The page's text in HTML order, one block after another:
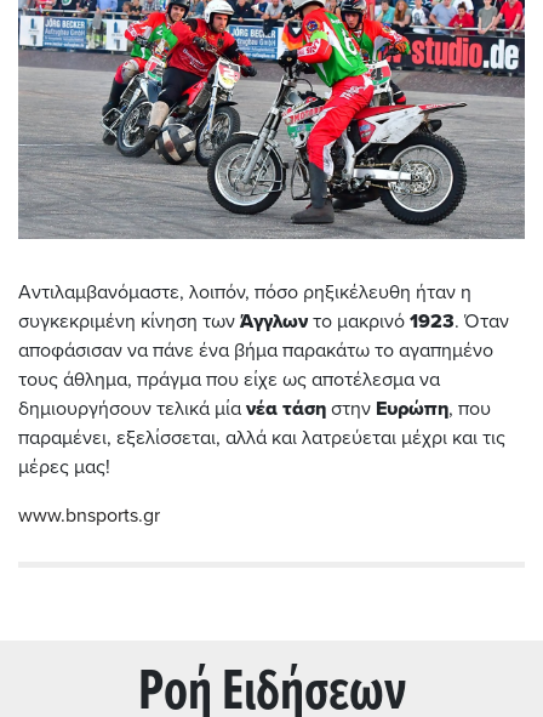
Αντιλαμβανόμαστε, λοιπόν, πόσο ρηξικέλευθη ήταν η
συγκεκριμένη κίνηση των Άγγλων το μακρινό 1923. Όταν
αποφάσισαν να πάνε ένα βήμα παρακάτω το αγαπημένο
τους άθλημα, πράγμα που είχε ως αποτέλεσμα να
δημιουργήσουν τελικά μία νέα τάση στην Ευρώπη, που
παραμένει, εξελίσσεται, αλλά και λατρεύεται μέχρι και τις
μέρες μας!
www.bnsports.gr
Ρoή Ειδήσεων